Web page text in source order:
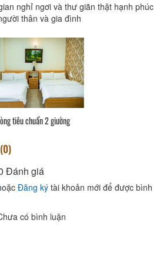
nghỉ ngơi và thư giãn thật hạnh phúc
thân và gia đình
tiêu chuẩn 2 giường
0)
Đánh giá
Đăng ký tài khoản mới để được bình
có bình luận